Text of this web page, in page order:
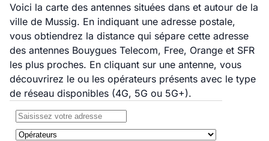
Voici la carte des antennes situées dans et autour de la
ville de Mussig. En indiquant une adresse postale,
vous obtiendrez la distance qui sépare cette adresse
des antennes Bouygues Telecom, Free, Orange et SFR
les plus proches. En cliquant sur une antenne, vous
découvrirez le ou les opérateurs présents avec le type
de réseau disponibles (4G, 5G ou 5G+).